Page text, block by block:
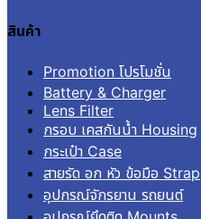
สินค้า
Promotion โปรโมชั่น
Battery & Charger
Lens Filter
กรอบ เคสกันน้ำ Housing
กระเป๋า Case
สายรัด อก หัว ข้อมือ Strap
อุปกรณ์จักรยาน รถยนต์